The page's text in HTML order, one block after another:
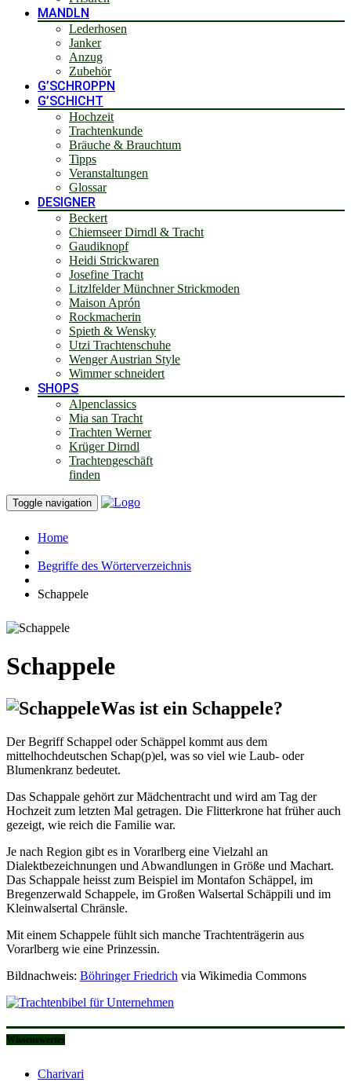
MANDLN
Lederhosen
Janker
Anzug
Zubehör
G’SCHROPPN
G’SCHICHT
Hochzeit
Trachtenkunde
Bräuche & Brauchtum
Tipps
Veranstaltungen
Glossar
DESIGNER
Beckert
Chiemseer Dirndl & Tracht
Gaudiknopf
Heidi Strickwaren
Josefine Tracht
Litzlfelder Münchner Strickmoden
Maison Aprón
Rockmacherin
Spieth & Wensky
Utzi Trachtenschuhe
Wenger Austrian Style
Wimmer schneidert
SHOPS
Alpenclassics
Mia san Tracht
Trachten Werner
Krüger Dirndl
Trachtengeschäft
finden
Toggle navigation
Home
Begriffe des Wörterverzeichnis
Schappele
Schappele
Was ist ein Schappele?
Der Begriff Schappel oder Schäppel kommt aus dem
mittelhochdeutschen Schap(p)el, was so viel wie Laub- oder
Blumenkranz bedeutet.
Das Schappale gehört zur Mädchentracht und wird am Tag der
Hochzeit zum letzten Mal getragen. Die Flitterkrone hat früher auch
gezeigt, wie reich die Familie war.
Je nach Region gibt es in Vorarlberg eine Vielzahl an
Dialektbezeichnungen und Abwandlungen in Größe und Machart.
Das Schappale heisst zum Beispiel im Montafon Schäppel, im
Bregenzerwald Schappele, im Großen Walsertal Schäppili und im
Kleinwalsertal Chränsle.
Mit einem Schappele fühlt sich manche Trachtenträgerin aus
Vorarlberg wie eine Prinzessin.
Bildnachweis: Böhringer Friedrich via Wikimedia Commons
Wissenswertes
Charivari